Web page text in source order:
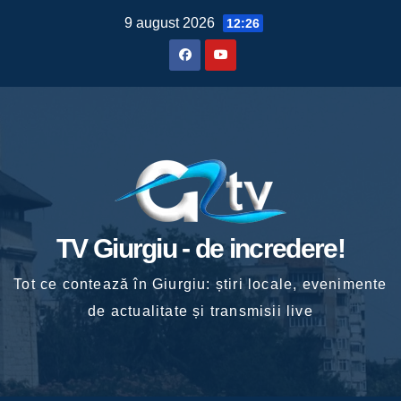
9 august 2026 12:26
TV Giurgiu - de incredere!
Tot ce contează în Giurgiu: știri locale, evenimente
de actualitate și transmisii live